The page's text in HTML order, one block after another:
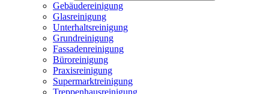
Gebäudereinigung
Glasreinigung
Unterhaltsreinigung
Grundreinigung
Fassadenreinigung
Büroreinigung
Praxisreinigung
Supermarktreinigung
Treppenhausreinigung